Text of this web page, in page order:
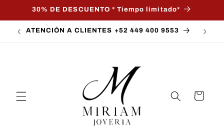
directamente
al contenido
30% DE DESCUENTO * Tiempo limitado*
ATENCIÓN A CLIENTES +52 449 400 9553
Carrito